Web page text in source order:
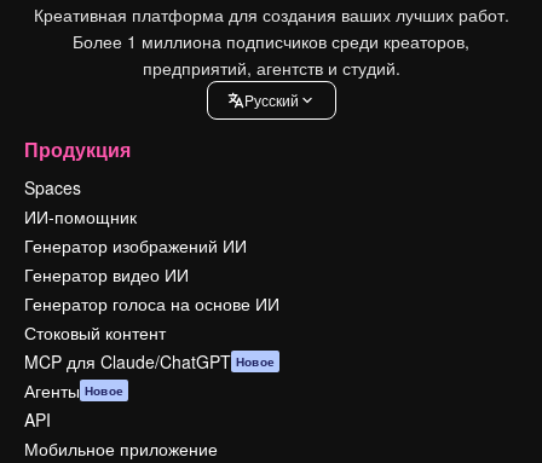
Креативная платформа для создания ваших лучших работ.
Более 1 миллиона подписчиков среди креаторов,
предприятий, агентств и студий.
Pусский
Продукция
Spaces
ИИ-помощник
Генератор изображений ИИ
Генератор видео ИИ
Генератор голоса на основе ИИ
Стоковый контент
MCP для Claude/ChatGPT Новое
Агенты Новое
API
Мобильное приложение